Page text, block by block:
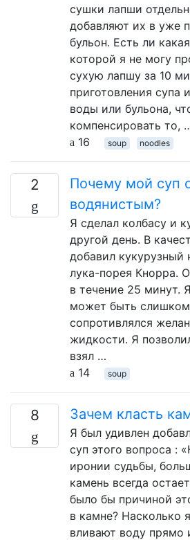
сушки лапши
добавляют их в уже
бульон. Есть ли
которой я не могу
сухую лапшу за 10
приготовления супа
воды или бульона,
компенсировать то,
16
soup noodles
2
Почему мой суп
водянистым?
Я сделал колбасу и
другой день. В
добавил кукурузный
лука-порея Кнорра.
в течение 25 минут.
может быть
сопротивлялся
жидкости. Я
взял …
14
soup
8 Зачем класть
Я был удивлен
суп этого вопроса :
иронии судьбы,
камень всегда
было бы причиной
в камне? Насколько
вливают воду прямо